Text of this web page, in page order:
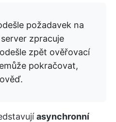
požadavek na
zpracuje
zpět ověřovací
pokračovat,
asynchronní